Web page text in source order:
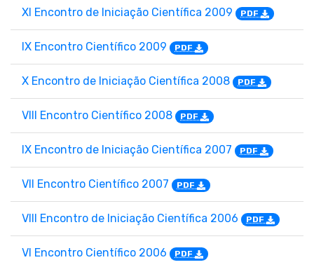
XI Encontro de Iniciação Científica 2009 PDF
IX Encontro Científico 2009 PDF
X Encontro de Iniciação Científica 2008 PDF
VIII Encontro Científico 2008 PDF
IX Encontro de Iniciação Científica 2007 PDF
VII Encontro Científico 2007 PDF
VIII Encontro de Iniciação Científica 2006 PDF
VI Encontro Científico 2006 PDF